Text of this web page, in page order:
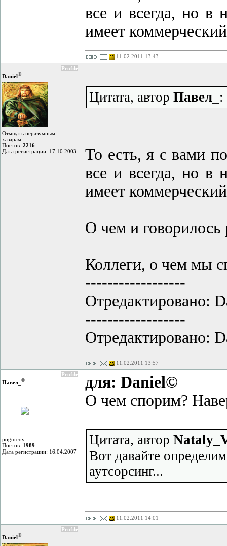
все и всегда, но в
имеет
11.02.2011 13:43
Profile
Daniel©
Отмщать неразумным
хазарам...
Постов: 2216
Дата регистрации: 17.10.2003
Цитата, автор Павел_ :
То есть, я с вами
все и всегда, но в
имеет
О чем и
Коллеги, о чем мы
------------------
Отредактировано:
------------------
Отредактировано:
11.02.2011 13:57
Profile
Павел_ ©
pogurcov
Постов: 1989
Дата регистрации: 16.04.2007
для: Daniel©
О чем спорим?
Цитата, автор
Вот давайте
аутсорсинг...
11.02.2011 14:01
Profile
Daniel©